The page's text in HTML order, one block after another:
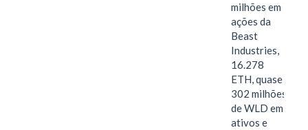
milhões em
ações da
Beast
Industries,
16.278
ETH, quase
302 milhões
de WLD em
ativos e